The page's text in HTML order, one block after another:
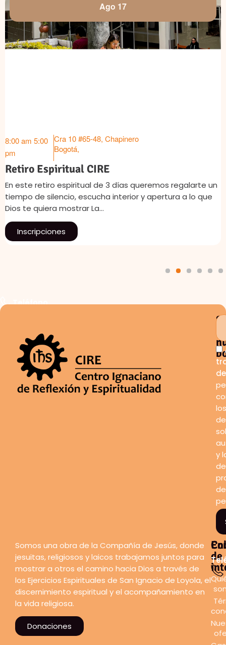
Ago 17
8:00 am 5:00
pm
Cra 10 #65-48, Chapinero
Bogotá,
Retiro Espiritual CIRE
En este retiro espiritual de 3 días queremos regalarte un
tiempo de silencio, escucha interior y apertura a lo que
Dios te quiera mostrar La…
Inscripciones
3 4 5 6
Teléfono
a
y
de
Somos una obra de la Compañía de Jesús, donde
jesuitas, religiosos y laicos trabajamos juntos para
mostrar a otros el camino hacia Dios a través de
los Ejercicios Espirituales de San Ignacio de Loyola, el
discernimiento espiritual y el acompañamiento en
la vida religiosa.
Donaciones
de